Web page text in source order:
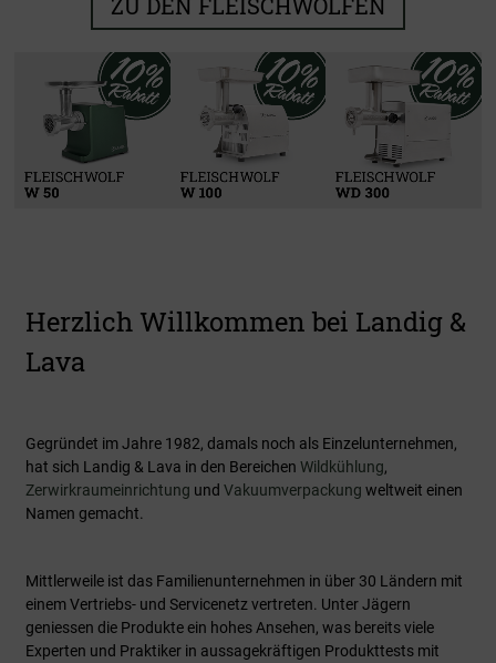
ZU DEN FLEISCHWÖLFEN
Kühlen & Reifen
Zu den Produkten
Zerwirken
Zu den Produkten
Verarbeiten Vakuumieren
Herzlich Willkommen bei Landig &
Lava
Gegründet im Jahre 1982, damals noch als Einzelunternehmen,
hat sich Landig & Lava in den Bereichen Wildkühlung,
Zerwirkraumeinrichtung und Vakuumverpackung weltweit einen
Namen gemacht.
Mittlerweile ist das Familienunternehmen in über 30 Ländern mit
einem Vertriebs- und Servicenetz vertreten. Unter Jägern
geniessen die Produkte ein hohes Ansehen, was bereits viele
Experten und Praktiker in aussagekräftigen Produkttests mit